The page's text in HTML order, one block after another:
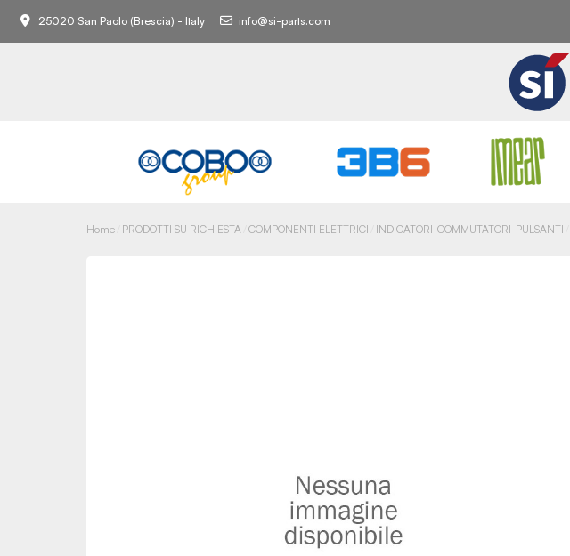
25020 San Paolo (Brescia) - Italy info@si-parts.com
Home PRODOTTI SU RICHIESTA COMPONENTI ELETTRICI INDICATORI-COMMUTATORI-PULSANTI